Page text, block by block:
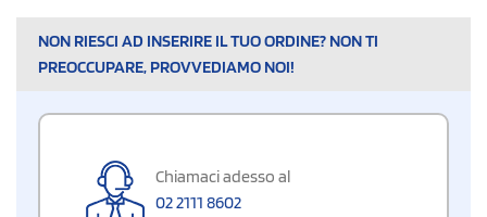
NON RIESCI AD INSERIRE IL TUO ORDINE? NON TI
PREOCCUPARE, PROVVEDIAMO NOI!
Chiamaci adesso al
02 2111 8602